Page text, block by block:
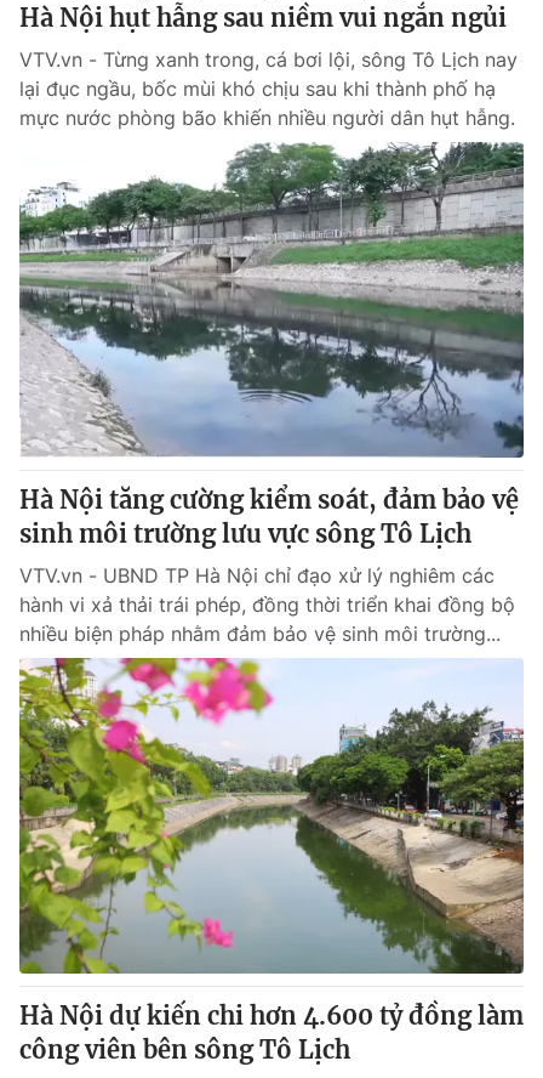
Hà Nội hụt hẫng sau niềm vui ngắn ngủi
VTV.vn - Từng xanh trong, cá bơi lội, sông Tô Lịch nay
lại đục ngầu, bốc mùi khó chịu sau khi thành phố hạ
mực nước phòng bão khiến nhiều người dân hụt hẫng.
Hà Nội tăng cường kiểm soát, đảm bảo vệ
sinh môi trường lưu vực sông Tô Lịch
VTV.vn - UBND TP Hà Nội chỉ đạo xử lý nghiêm các
hành vi xả thải trái phép, đồng thời triển khai đồng bộ
nhiều biện pháp nhằm đảm bảo vệ sinh môi trường...
Hà Nội dự kiến chi hơn 4.600 tỷ đồng làm
công viên bên sông Tô Lịch